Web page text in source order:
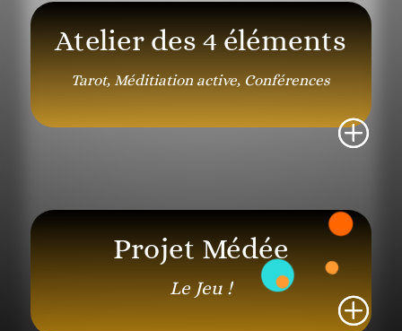
Atelier des 4 éléments
Tarot, Méditiation active, Conférences
Projet Médée
Le Jeu !